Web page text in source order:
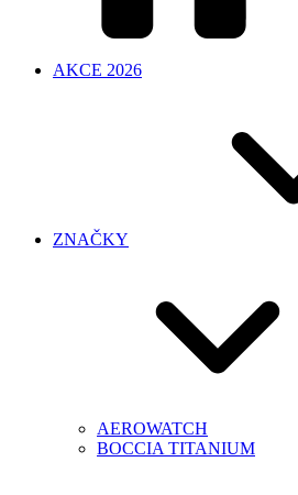
AKCE 2026
ZNAČKY
AEROWATCH
BOCCIA TITANIUM